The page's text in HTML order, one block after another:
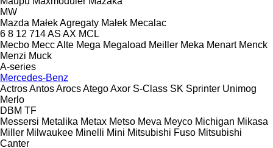
MW
Mazda Małek Agregaty Małek Mecalac
6 8 12 714AS AX MCL
Mecbo Mecc Alte Mega Megaload Meiller Meka Menart Menck
Menzi Muck
A-series
Mercedes-Benz
ActrosAntosArocsAtegoAxor S-Class SK Sprinter Unimog
Merlo
DBM TF
Messersi Metalika Metax Metso Meva Meyco Michigan Mikasa
Miller Milwaukee Minelli Mini Mitsubishi Fuso Mitsubishi
Canter